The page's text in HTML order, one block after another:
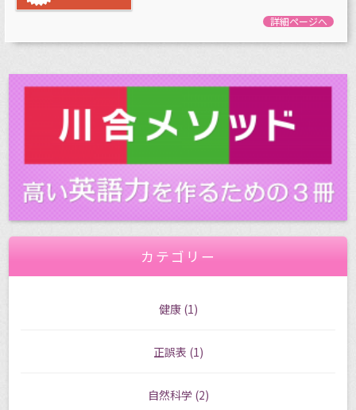
詳細ページへ
カテゴリー
健康 (1)
正誤表 (1)
自然科学 (2)